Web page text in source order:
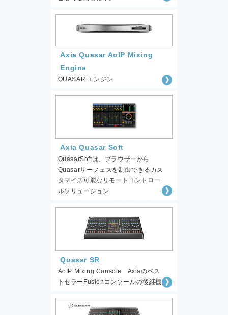
Axia Quasar AoIP Mixing
Engine
QUASAR エンジン
Axia Quasar Soft
QuasarSoftは、ブラウザーから
Quasarサーフェスを制御できるカス
タマイズ可能なリモートコントロー
ルソリューション
Quasar SR
AoIP Mixing Console Axiaのベス
トセラーFusionコンソールの後継機